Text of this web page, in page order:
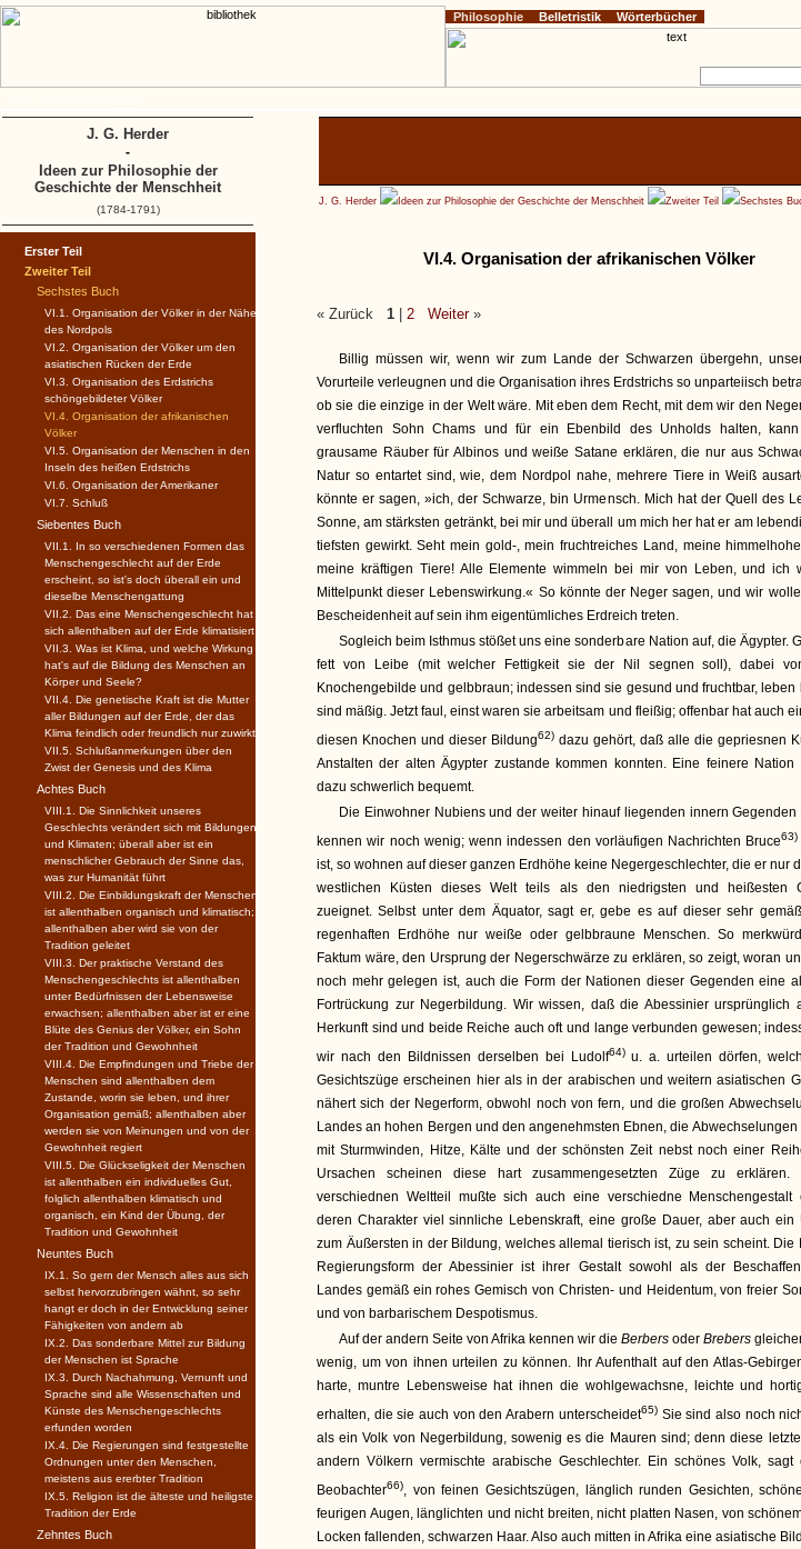
J. G. Herder Ideen zur Philosophie der Geschichte der Menschheit Zweiter Teil Sechstes
VI.4. Organisation der afrikanischen Völker
« Zurück 1 2 Weiter»
Billig müssen wir, wenn wir zum Lande der Schwarzen übergehn,
Vorurteile verleugnen und die Organisation ihres Erdstrichs so unparteiisch
ob sie die einzige in der Welt wäre. Mit eben dem Recht, mit dem wir den
verfluchten Sohn Chams und für ein Ebenbild des Unholds halten,
grausame Räuber für Albinos und weiße Satane erklären, die nur aus
Natur so entartet sind, wie, dem Nordpol nahe, mehrere Tiere in Weiß
könnte er sagen, »ich, der Schwarze, bin Urmensch. Mich hat der Quell des
Sonne, am stärksten getränkt, bei mir und überall um mich her hat er am
tiefsten gewirkt. Seht mein gold-, mein fruchtreiches Land, meine
meine kräftigen Tiere! Alle Elemente wimmeln bei mir von Leben, und ich
Mittelpunkt dieser Lebenswirkung.« So könnte der Neger sagen, und wir
Bescheidenheit auf sein ihm eigentümliches Erdreich treten.
Sogleich beim Isthmus stößet uns eine sonderbare Nation auf, die Ägypter.
fett von Leibe (mit welcher Fettigkeit sie der Nil segnen soll), dabei
Knochengebilde und gelbbraun; indessen sind sie gesund und fruchtbar, leben
sind mäßig. Jetzt faul, einst waren sie arbeitsam und fleißig; offenbar hat auch
diesen Knochen und dieser Bildung62) dazu gehört, daß alle die gepriesnen
Anstalten der alten Ägypter zustande kommen konnten. Eine feinere Nation
dazu schwerlich bequemt.
Die Einwohner Nubiens und der weiter hinauf liegenden innern Gegenden
kennen wir noch wenig; wenn indessen den vorläufigen Nachrichten Bruce63)
ist, so wohnen auf dieser ganzen Erdhöhe keine Negergeschlechter, die er nur
westlichen Küsten dieses Welt teils als den niedrigsten und heißesten
zueignet. Selbst unter dem Äquator, sagt er, gebe es auf dieser sehr
regenhaften Erdhöhe nur weiße oder gelbbraune Menschen. So
Faktum wäre, den Ursprung der Negerschwärze zu erklären, so zeigt, woran
noch mehr gelegen ist, auch die Form der Nationen dieser Gegenden eine
Fortrückung zur Negerbildung. Wir wissen, daß die Abessinier ursprünglich
Herkunft sind und beide Reiche auch oft und lange verbunden gewesen;
wir nach den Bildnissen derselben bei Ludolf64)u. a. urteilen dörfen,
Gesichtszüge erscheinen hier als in der arabischen und weitern asiatischen
nähert sich der Negerform, obwohl noch von fern, und die großen
Landes an hohen Bergen und den angenehmsten Ebnen, die Abwechselungen
mit Sturmwinden, Hitze, Kälte und der schönsten Zeit nebst noch einer
Ursachen scheinen diese hart zusammengesetzten Züge zu erklären.
verschiednen Weltteil mußte sich auch eine verschiedne Menschengestalt
deren Charakter viel sinnliche Lebenskraft, eine große Dauer, aber auch ein
zum Äußersten in der Bildung, welches allemal tierisch ist, zu sein scheint. Die
Regierungsform der Abessinier ist ihrer Gestalt sowohl als der
Landes gemäß ein rohes Gemisch von Christen- und Heidentum, von freier
und von barbarischem Despotismus.
Auf der andern Seite von Afrika kennen wir die Berbers oder Brebers
wenig, um von ihnen urteilen zu können. Ihr Aufenthalt auf den Atlas-
harte, muntre Lebensweise hat ihnen die wohlgewachsne, leichte und
erhalten, die sie auch von den Arabern unterscheidet65)Sie sind also noch
als ein Volk von Negerbildung, sowenig es die Mauren sind; denn diese
andern Völkern vermischte arabische Geschlechter. Ein schönes Volk, sagt
Beobachter66), von feinen Gesichtszügen, länglich runden Gesichten,
feurigen Augen, länglichten und nicht breiten, nicht platten Nasen, von
Locken fallenden, schwarzen Haar. Also auch mitten in Afrika eine asiatische
Erster Teil
Zweiter Teil
Sechstes Buch
VI.1. Organisation der Völker in der Nähe
des Nordpols
VI.2. Organisation der Völker um den
asiatischen Rücken der Erde
VI.3. Organisation des Erdstrichs
schöngebildeter Völker
VI.4. Organisation der afrikanischen
Völker
VI.5. Organisation der Menschen in den
Inseln des heißen Erdstrichs
VI.6. Organisation der Amerikaner
VI.7. Schluß
Siebentes Buch
VII.1. In so verschiedenen Formen das
Menschengeschlecht auf der Erde
erscheint, so ist's doch überall ein und
dieselbe Menschengattung
VII.2. Das eine Menschengeschlecht hat
sich allenthalben auf der Erde klimatisiert
VII.3. Was ist Klima, und welche Wirkung
hat's auf die Bildung des Menschen an
Körper und Seele?
VII.4. Die genetische Kraft ist die Mutter
aller Bildungen auf der Erde, der das
Klima feindlich oder freundlich nur zuwirkt
VII.5. Schlußanmerkungen über den
Zwist der Genesis und des Klima
Achtes Buch
VIII.1. Die Sinnlichkeit unseres
Geschlechts verändert sich mit Bildungen
und Klimaten; überall aber ist ein
menschlicher Gebrauch der Sinne das,
was zur Humanität führt
VIII.2. Die Einbildungskraft der Menschen
ist allenthalben organisch und klimatisch;
allenthalben aber wird sie von der
Tradition geleitet
VIII.3. Der praktische Verstand des
Menschengeschlechts ist allenthalben
unter Bedürfnissen der Lebensweise
erwachsen; allenthalben aber ist er eine
Blüte des Genius der Völker, ein Sohn
der Tradition und Gewohnheit
VIII.4. Die Empfindungen und Triebe der
Menschen sind allenthalben dem
Zustande, worin sie leben, und ihrer
Organisation gemäß; allenthalben aber
werden sie von Meinungen und von der
Gewohnheit regiert
VIII.5. Die Glückseligkeit der Menschen
ist allenthalben ein individuelles Gut,
folglich allenthalben klimatisch und
organisch, ein Kind der Übung, der
Tradition und Gewohnheit
Neuntes Buch
IX.1. So gern der Mensch alles aus sich
selbst hervorzubringen wähnt, so sehr
hangt er doch in der Entwicklung seiner
Fähigkeiten von andern ab
IX.2. Das sonderbare Mittel zur Bildung
der Menschen ist Sprache
IX.3. Durch Nachahmung, Vernunft und
Sprache sind alle Wissenschaften und
Künste des Menschengeschlechts
erfunden worden
IX.4. Die Regierungen sind festgestellte
Ordnungen unter den Menschen,
meistens aus ererbter Tradition
IX.5. Religion ist die älteste und heiligste
Tradition der Erde
Zehntes Buch
Philosophie Belletristik Wörterbücher
J. G. Herder
-
Ideen zur Philosophie der
Geschichte der Menschheit
(1784-1791)